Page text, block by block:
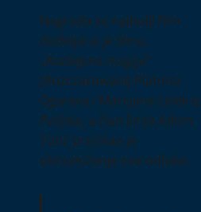
Nagrada za najbolji film
dodeljena je filmu
„Razbijena magija”
(Rozczarowani) Platona
Ogareva i Marcjane Lelek iz
Poljske, a član žirija Adem
Tutić pročitao je
obrazloženje ove odluke.